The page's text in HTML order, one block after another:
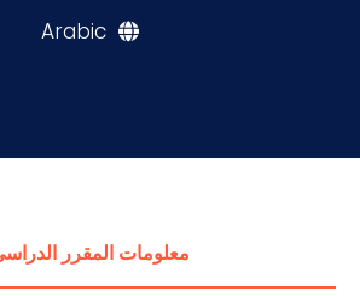
Arabic
معلومات المقرر